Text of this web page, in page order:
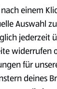
Käse
einem
Auswahl
jederzeit
widerrufen
für
deines